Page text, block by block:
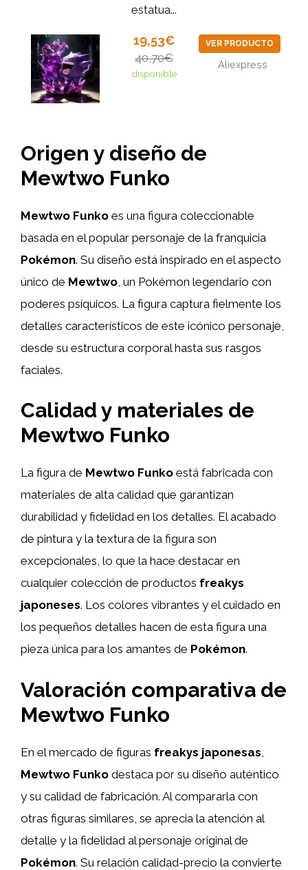
estatua...
19,53€
40,70€
disponible
VER PRODUCTO
Aliexpress
Origen y diseño de
Mewtwo Funko
Mewtwo Funko es una figura coleccionable
basada en el popular personaje de la franquicia
Pokémon. Su diseño está inspirado en el aspecto
único de Mewtwo , un Pokémon legendario con
poderes psíquicos. La figura captura fielmente los
detalles característicos de este icónico personaje,
desde su estructura corporal hasta sus rasgos
faciales.
Calidad y materiales de
Mewtwo Funko
La figura de Mewtwo Funko está fabricada con
materiales de alta calidad que garantizan
durabilidad y fidelidad en los detalles. El acabado
de pintura y la textura de la figura son
excepcionales, lo que la hace destacar en
cualquier colección de productos freakys
japoneses. Los colores vibrantes y el cuidado en
los pequeños detalles hacen de esta figura una
pieza única para los amantes de Pokémon.
Valoración comparativa de
Mewtwo Funko
En el mercado de figuras freakys japonesas
Mewtwo Funko destaca por su diseño auténtico
y su calidad de fabricación. Al compararla con
otras figuras similares, se aprecia la atención al
detalle y la fidelidad al personaje original de
Pokémon. Su relación calidad-precio la convierte